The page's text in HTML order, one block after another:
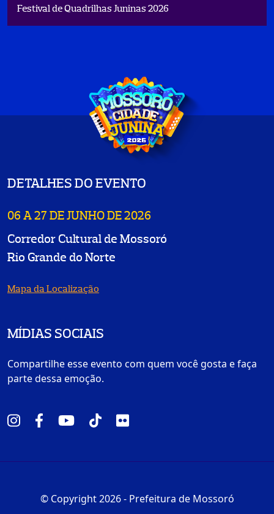
Festival de Quadrilhas Juninas 2026
DETALHES DO EVENTO
06 A 27 DE JUNHO DE 2026
Corredor Cultural de Mossoró
Rio Grande do Norte
Mapa da Localização
MÍDIAS SOCIAIS
Compartilhe esse evento com quem você gosta e faça
parte dessa emoção.
© Copyright 2026 - Prefeitura de Mossoró